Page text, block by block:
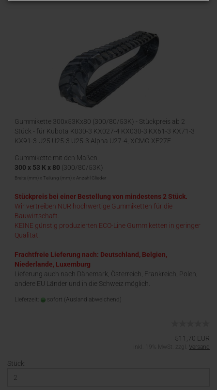
Gummikette 300x53Kx80 (300/80/53K) - Stückpreis ab 2
Stück - für Kubota K030-3 KX027-4 KX030-3 KX61-3 KX71-3
KX91-3 U25 U25-3 U25-3 Alpha U27-4, XCMG XE27E
Gummikette mit den Maßen:
300 x 53 K x 80 (300/80/53K)
Breite (mm) x Teilung (mm) x Anzahl Glieder
Stückpreis bei einer Bestellung von mindestens 2 Stück.
Wir vertreiben NUR hochwertige Gummiketten für die
Bauwirtschaft.
KEINE günstig produzierten ECO-Line Gummiketten in geringer
Qualität.
Frachtfreie Lieferung nach: Deutschland, Belgien,
Niederlande, Luxemburg
Lieferung auch nach Dänemark, Österreich, Frankreich, Polen,
andere EU Länder und in die Schweiz möglich.
Lieferzeit: sofort (Ausland abweichend)
511,70 EUR
inkl. 19% MwSt. zzgl. Versand
Stück: